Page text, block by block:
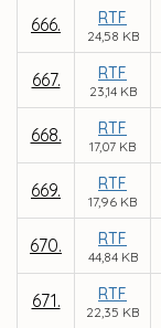
666. RTF
24,58 KB
667. RTF
23,14 KB
668. RTF
17,07 KB
669. RTF
17,96 KB
670. RTF
44,84 KB
671. RTF
22,35 KB